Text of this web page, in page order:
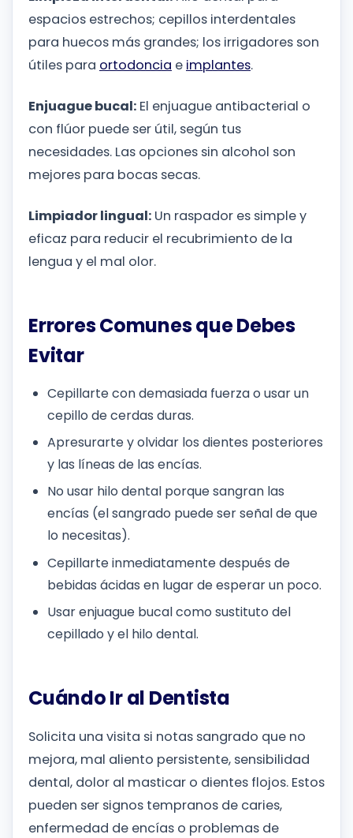
espacios estrechos; cepillos interdentales
para huecos más grandes; los irrigadores son
útiles para ortodoncia e implantes.
Enjuague bucal: El enjuague antibacterial o
con flúor puede ser útil, según tus
necesidades. Las opciones sin alcohol son
mejores para bocas secas.
Limpiador lingual: Un raspador es simple y
eficaz para reducir el recubrimiento de la
lengua y el mal olor.
Errores Comunes que Debes
Evitar
Cepillarte con demasiada fuerza o usar un
cepillo de cerdas duras.
Apresurarte y olvidar los dientes posteriores
y las líneas de las encías.
No usar hilo dental porque sangran las
encías (el sangrado puede ser señal de que
lo necesitas).
Cepillarte inmediatamente después de
bebidas ácidas en lugar de esperar un poco.
Usar enjuague bucal como sustituto del
cepillado y el hilo dental.
Cuándo Ir al Dentista
Solicita una visita si notas sangrado que no
mejora, mal aliento persistente, sensibilidad
dental, dolor al masticar o dientes flojos. Estos
pueden ser signos tempranos de caries,
enfermedad de encías o problemas de